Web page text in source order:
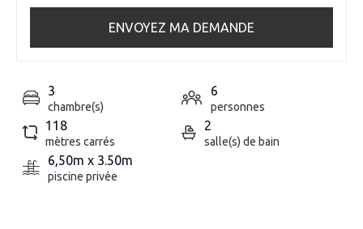
ENVOYEZ MA DEMANDE
3
chambre(s)
6
personnes
118
mètres carrés
2
salle(s) de bain
6,50m x 3.50m
piscine privée